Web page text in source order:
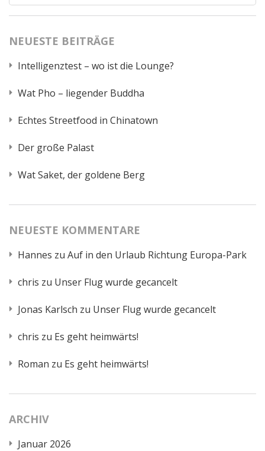
nach:
NEUESTE BEITRÄGE
Intelligenztest – wo ist die Lounge?
Wat Pho – liegender Buddha
Echtes Streetfood in Chinatown
Der große Palast
Wat Saket, der goldene Berg
NEUESTE KOMMENTARE
Hannes zu Auf in den Urlaub Richtung Europa-Park
chris zu Unser Flug wurde gecancelt
Jonas Karlsch zu Unser Flug wurde gecancelt
chris zu Es geht heimwärts!
Roman zu Es geht heimwärts!
ARCHIV
Januar 2026